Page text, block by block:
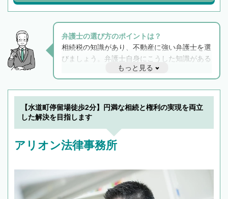
弁護士の選び方のポイントは？
相続税の知識があり、不動産に強い弁護士を選
びましょう。弁護士自身にこうした知識がある
と他士業との連携もスムーズに進み、トラブル
解決のみならず相続をトータルで任せることが
できます。また、相続は感情がからむ分野なの
でフィーリングも重要です。実際に電話や面談
で複数の弁護士と会話をしてウマが合う方に依
もっと見る
【水道町停留場徒歩2分】円満な相続と権利の実現を両立
した解決を目指します
アリオン法律事務所